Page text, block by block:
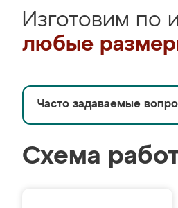
Изготовим по
любые
Часто задаваемые
Схема